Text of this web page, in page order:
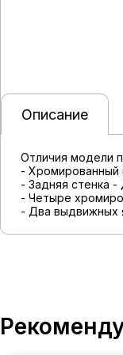
Описание
Отличия модели
- Хромированный
- Задняя стенка
- Четыре
- Два выдвижных